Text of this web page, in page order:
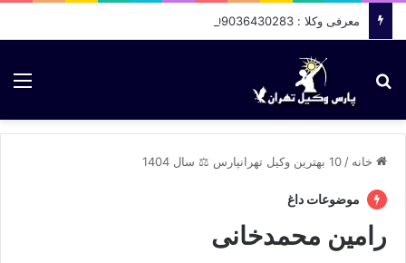
معرفی وکلا : 09036430283
جستجو برای
خانه / 10 بهترین وکیل تهرانپارس ⚖️ سال 1404
موضوعات داغ
رامین محمدخانی